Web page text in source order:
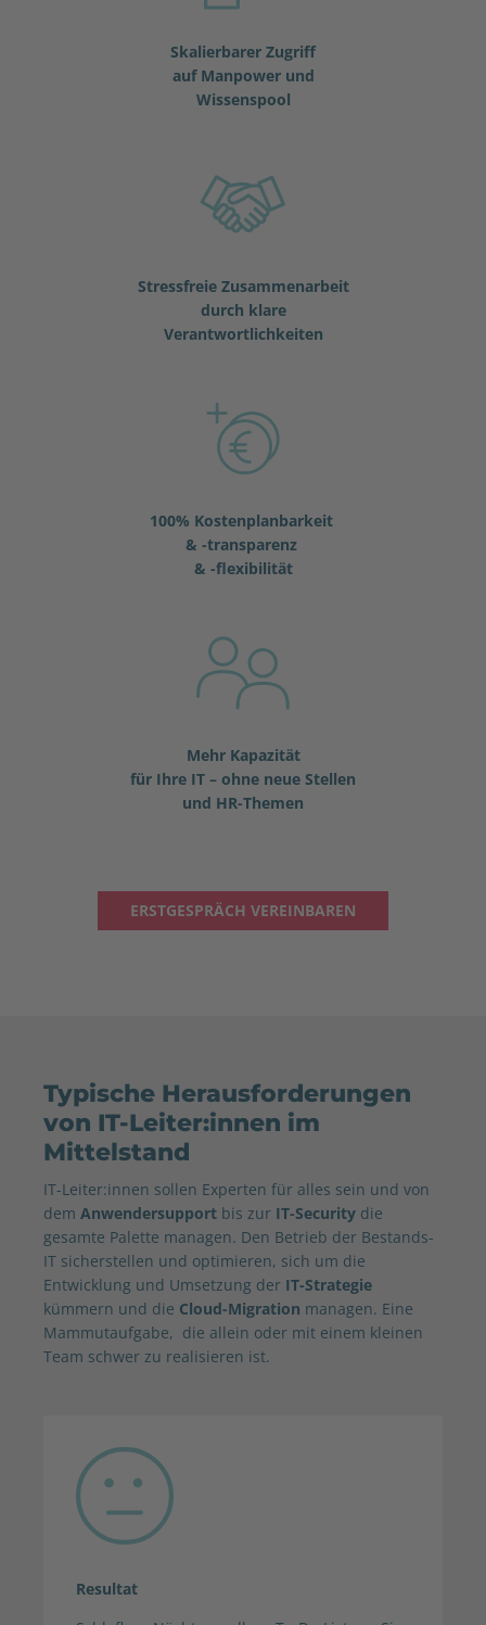
Skalierbarer Zugriff
auf Manpower und
Wissenspool
Stressfreie Zusammenarbeit
durch klare
Verantwortlichkeiten
100% Kostenplanbarkeit
& -transparenz
& -flexibilität
Mehr Kapazität
für Ihre IT – ohne neue Stellen
und HR-Themen
ERSTGESPRÄCH VEREINBAREN
Typische Herausforderungen
von IT-Leiter:innen im
Mittelstand
IT-Leiter:innen sollen Experten für alles sein und von
dem Anwendersupport bis zur IT-Security die
gesamte Palette managen. Den Betrieb der Bestands-
IT sicherstellen und optimieren, sich um die
Entwicklung und Umsetzung der IT-Strategie
kümmern und die Cloud-Migration managen. Eine
Mammutaufgabe, die allein oder mit einem kleinen
Team schwer zu realisieren ist.
Resultat